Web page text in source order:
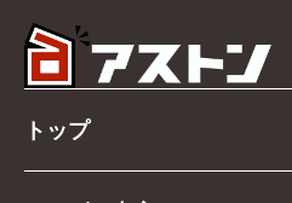
トップ